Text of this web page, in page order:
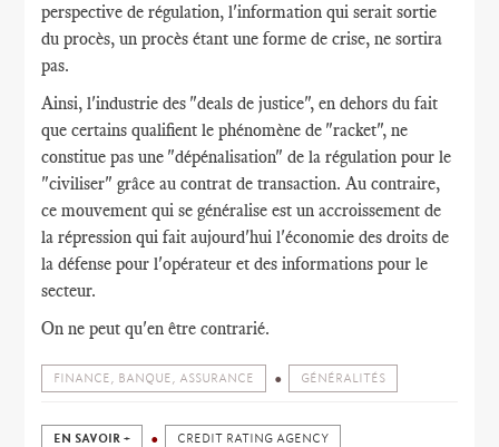
perspective de régulation, l'information qui serait sortie
du procès, un procès étant une forme de crise, ne sortira
pas.
Ainsi, l'industrie des "deals de justice", en dehors du fait
que certains qualifient le phénomène de "racket", ne
constitue pas une "dépénalisation" de la régulation pour le
"civiliser" grâce au contrat de transaction. Au contraire,
ce mouvement qui se généralise est un accroissement de
la répression qui fait aujourd'hui l'économie des droits de
la défense pour l'opérateur et des informations pour le
secteur.
On ne peut qu'en être contrarié.
FINANCE, BANQUE, ASSURANCE GÉNÉRALITÉS
EN SAVOIR + CREDIT RATING AGENCY